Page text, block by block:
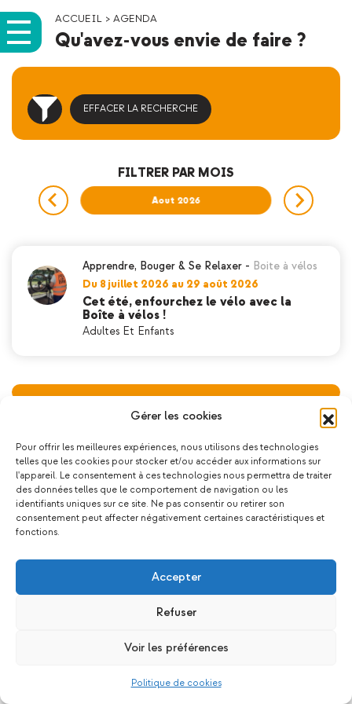
Gérer les cookies
Pour offrir les meilleures expériences, nous utilisons des technologies
telles que les cookies pour stocker et/ou accéder aux informations sur
l'appareil. Le consentement à ces technologies nous permettra de traiter
des données telles que le comportement de navigation ou les
identifiants uniques sur ce site. Ne pas consentir ou retirer son
consentement peut affecter négativement certaines caractéristiques et
fonctions.
Accepter
Refuser
Voir les préférences
Politique de cookies
ACCUEIL > AGENDA
Qu'avez-vous envie de faire ?
EFFACER LA RECHERCHE
FILTRER PAR MOIS
Aout 2026
Apprendre, Bouger & Se Relaxer - Boite à vélos
Du 8 juillet 2026 au 29 août 2026
Cet été, enfourchez le vélo avec la
Boîte à vélos !
Adultes Et Enfants